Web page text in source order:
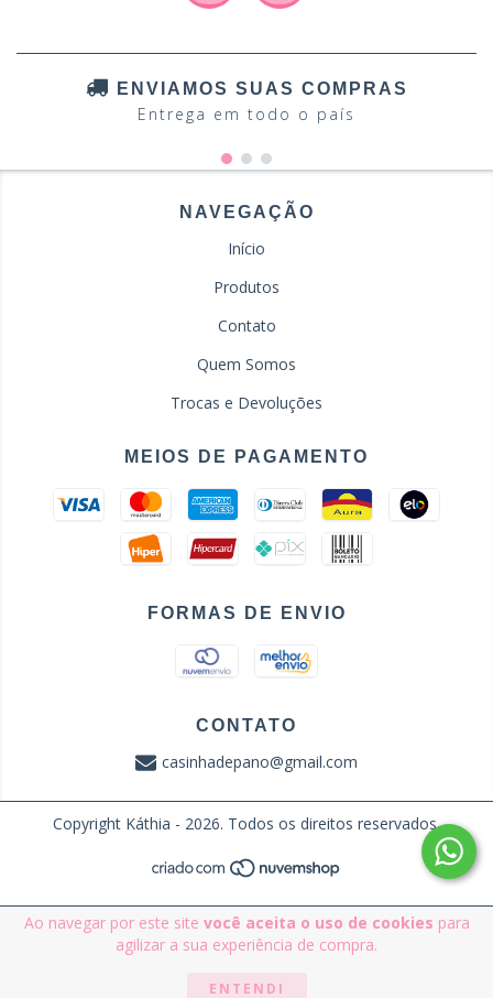
Ao navegar por este site você aceita o uso de cookies para
agilizar a sua experiência de compra.
ENTENDI
ENVIAMOS SUAS COMPRAS
Entrega em todo o país
NAVEGAÇÃO
Início
Produtos
Contato
Quem Somos
Trocas e Devoluções
MEIOS DE PAGAMENTO
FORMAS DE ENVIO
CONTATO
casinhadepano@gmail.com
Copyright Káthia - 2026. Todos os direitos reservados.